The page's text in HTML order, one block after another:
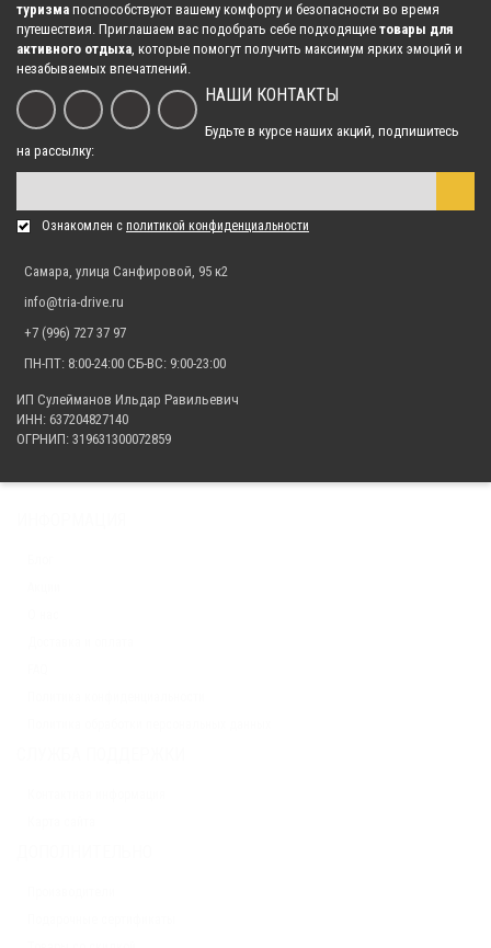
туризма поспособствуют вашему комфорту и безопасности во время
путешествия. Приглашаем вас подобрать себе подходящие товары для
активного отдыха, которые помогут получить максимум ярких эмоций и
незабываемых впечатлений.
НАШИ КОНТАКТЫ
Будьте в курсе наших акций, подпишитесь
на рассылку:
Ознакомлен с политикой конфиденциальности
Самара, улица Санфировой, 95 к2
info@tria-drive.ru
+7 (996) 727 37 97
ПН-ПТ: 8:00-24:00 СБ-ВС: 9:00-23:00
ИП Сулейманов Ильдар Равильевич
ИНН: 637204827140
ОГРНИП: 319631300072859